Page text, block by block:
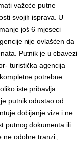
važeće putne
svojih isprava. U
još 6 mjeseci
nije ovlašćen da
Putnik je u obavezi
turistička agencija
potrebne
iste pribavlja
putnik odustao od
dobijanje vize i ne
putnog dokumenta ili
ne odobre tranzit,